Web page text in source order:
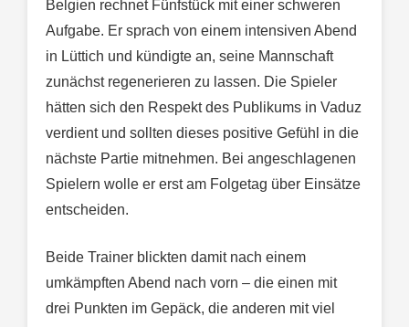
Belgien rechnet Fünfstück mit einer schweren
Aufgabe. Er sprach von einem intensiven Abend
in Lüttich und kündigte an, seine Mannschaft
zunächst regenerieren zu lassen. Die Spieler
hätten sich den Respekt des Publikums in Vaduz
verdient und sollten dieses positive Gefühl in die
nächste Partie mitnehmen. Bei angeschlagenen
Spielern wolle er erst am Folgetag über Einsätze
entscheiden.
Beide Trainer blickten damit nach einem
umkämpften Abend nach vorn – die einen mit
drei Punkten im Gepäck, die anderen mit viel